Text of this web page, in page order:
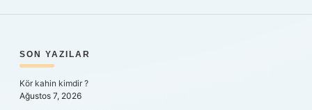
SIDEBAR
SON YAZILAR
Kör kahin kimdir ?
Ağustos 7, 2026